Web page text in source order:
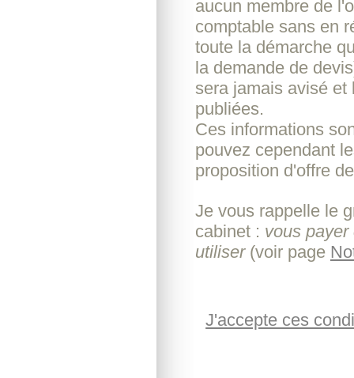
aucun membre de
comptable sans en
toute la démarche
la demande de
sera jamais avisé et
publiées.
Ces informations
pouvez cependant
proposition d'offre
Je vous rappelle le
cabinet : vous
utiliser(voir page
J'accepte ces